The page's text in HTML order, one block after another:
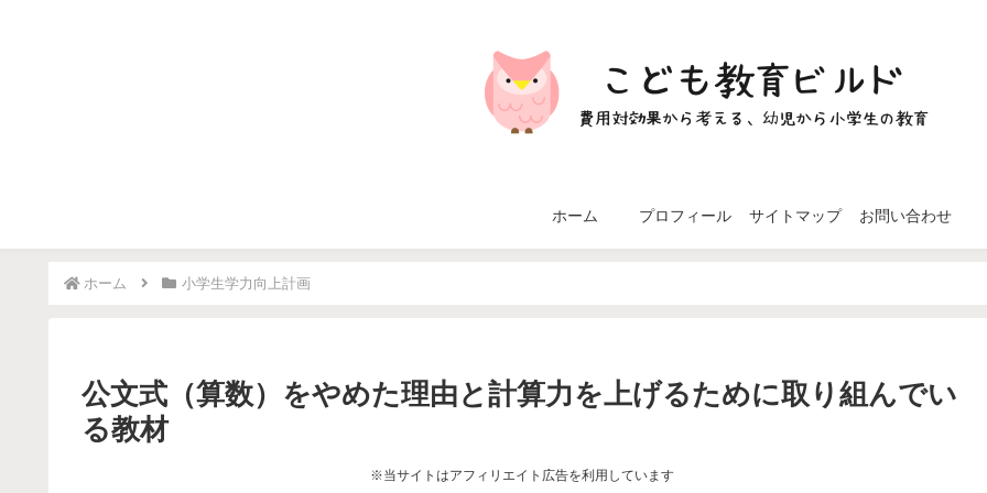
ホーム プロフィール サイトマップ お問い合わせ
ホーム 小学生学力向上計画
公文式（算数）をやめた理由と計算力を上げるために取り組んでい
る教材
※当サイトはアフィリエイト広告を利用しています